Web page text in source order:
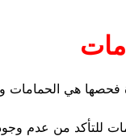
فحصها هي الحمامات
للتأكد من عدم